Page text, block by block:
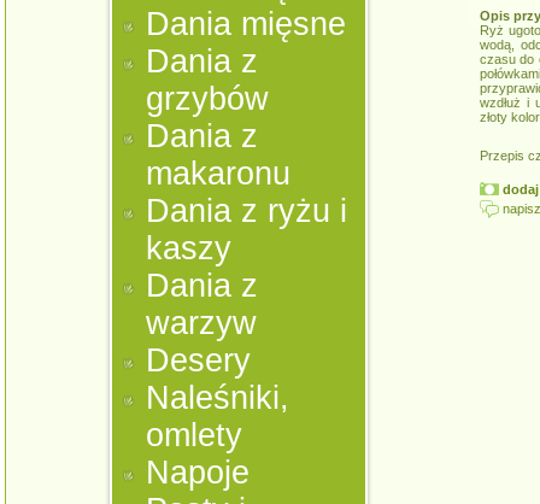
Dania mięsne
Dania z
grzybów
Dania z
makaronu
Dania z ryżu i
kaszy
Dania z
warzyw
Desery
Naleśniki,
omlety
Napoje
Opis
Ryż
wodą,
czasu do
wzdłuż i
złoty
Przepis